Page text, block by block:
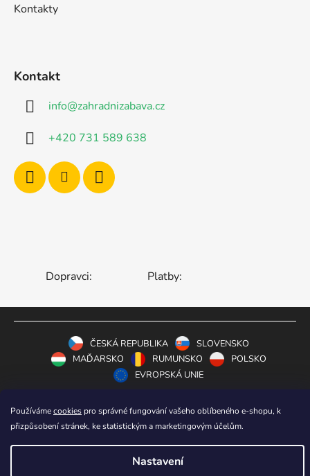
Používámecookies pro správné fungování vašeho oblíbeného e-shopu, k
přizpůsobení stránek, ke statistickým a marketingovým účelům.
Nastavení
Kontakty
Kontakt
info@zahradnizabava.cz
+420 731 589 638
Dopravci: Platby:
ČESKÁ REPUBLIKA
SLOVENSKO
MAĎARSKO
RUMUNSKO
POLSKO
EVROPSKÁ UNIE
Vytvořil Shoptet
Copyright 2006-2026STOA-Zahradní Zábava.
Všechna práva vyhrazena.